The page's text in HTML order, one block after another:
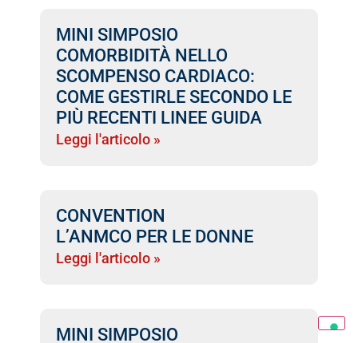
MINI SIMPOSIO
COMORBIDITÀ NELLO
SCOMPENSO CARDIACO:
COME GESTIRLE SECONDO LE
PIÙ RECENTI LINEE GUIDA
Leggi l'articolo »
CONVENTION
L’ANMCO PER LE DONNE
Leggi l'articolo »
MINI SIMPOSIO